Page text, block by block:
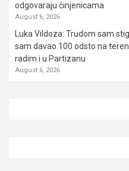
odgovaraju činjenicama
August 6, 2026
Luka Vildoza: Trudom sam
sam davao 100 odsto na
radim i u Partizanu
August 6, 2026